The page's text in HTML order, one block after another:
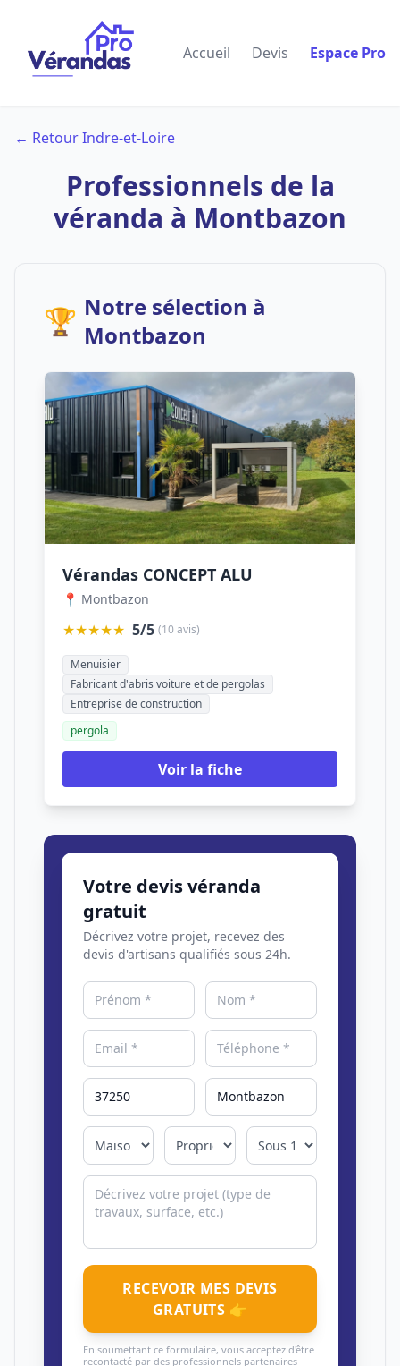
Accueil Devis Espace Pro
← Retour Indre-et-Loire
Professionnels de la
véranda à Montbazon
🏆 Notre sélection à
Montbazon
Vérandas CONCEPT ALU
📍 Montbazon
★★★★★ 5/5 (10 avis)
Menuisier
Fabricant d'abris voiture et de pergolas
Entreprise de construction
pergola
Voir la fiche
Votre devis véranda
gratuit
Décrivez votre projet, recevez des
devis d'artisans qualifiés sous 24h.
RECEVOIR MES DEVIS
GRATUITS 👉
En soumettant ce formulaire, vous acceptez d'être
recontacté par des professionnels partenaires